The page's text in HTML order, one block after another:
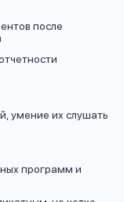
после
умение их слушать
программ и